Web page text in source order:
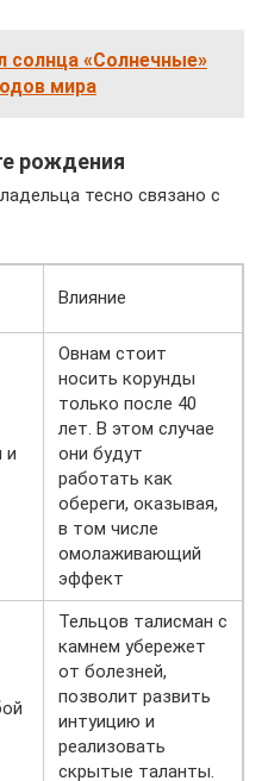
солнца «Солнечные»
мира
рождения
тесно связано с
Влияние
и
Овнам стоит
носить корунды
только после 40
лет. В этом случае
они будут
работать как
обереги, оказывая,
в том числе
омолаживающий
эффект
Тельцов талисман с
камнем убережет
от болезней,
позволит развить
интуицию и
реализовать
скрытые таланты.